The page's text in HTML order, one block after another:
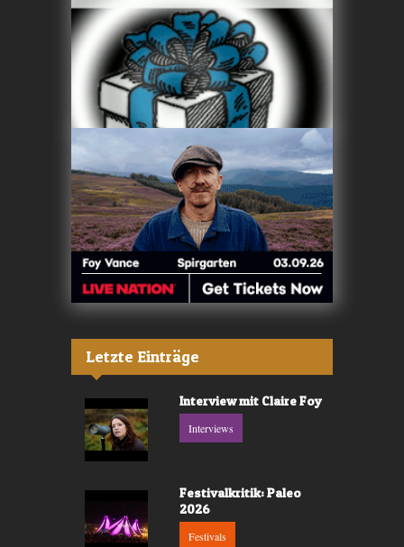
Letzte Einträge
Interview mit Claire Foy
Interviews
Festivalkritik: Paleo
2026
Festivals